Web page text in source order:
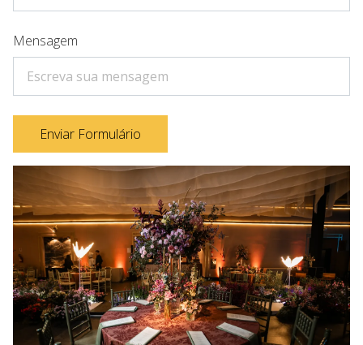
Mensagem
Enviar Formulário